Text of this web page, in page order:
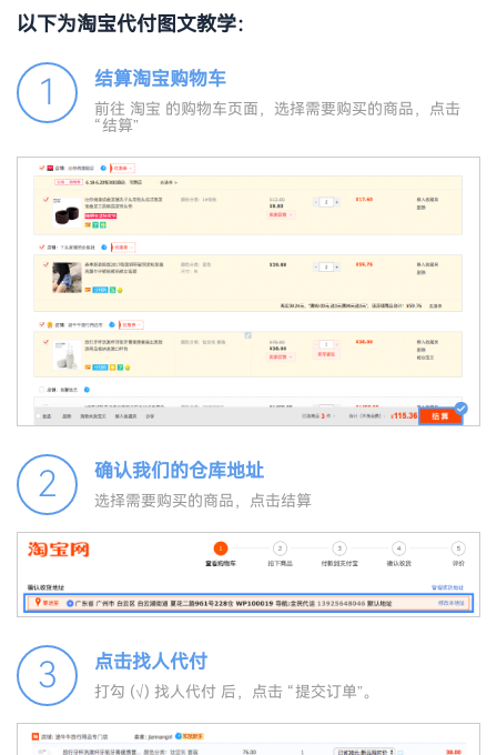
以下为淘宝代付图文教学：
1 结算淘宝购物车
前往 淘宝 的购物车页面，选择需要购买的商品，点击
“结算”
2 确认我们的仓库地址
选择需要购买的商品，点击结算
3 点击找人代付
打勾 (√) 找人代付 后，点击 “提交订单”。